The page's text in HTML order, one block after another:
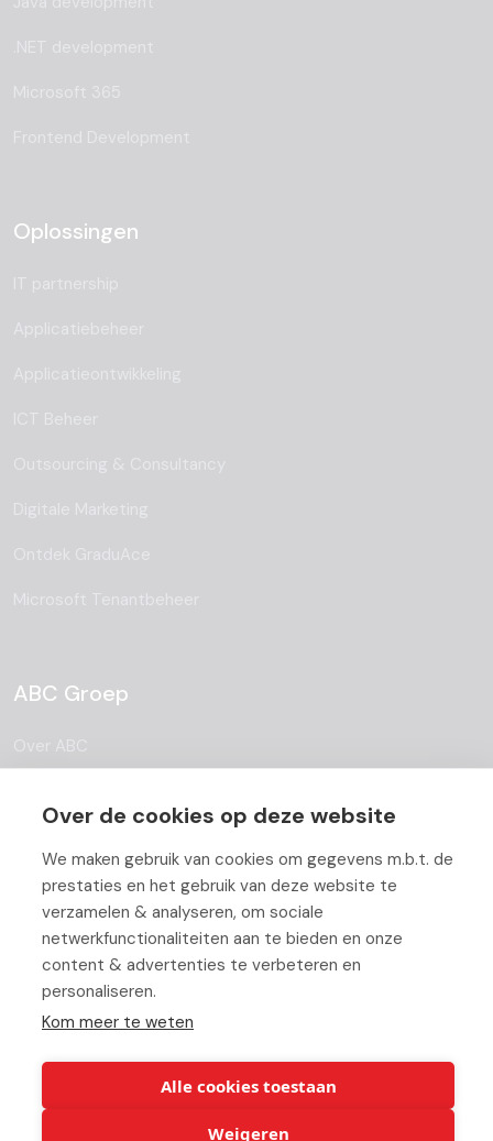
Oplossingen
ABC Groep
Over ABC
Blog
Contact
Werken bij ABC
Over de cookies op deze website
We maken gebruik van cookies om gegevens m.b.t. de
prestaties en het gebruik van deze website te
verzamelen & analyseren, om sociale
netwerkfunctionaliteiten aan te bieden en onze
content & advertenties te verbeteren en
personaliseren.
Kom meer te weten
Alle cookies toestaan
Weigeren